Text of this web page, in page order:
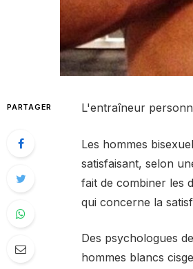
PARTAGER L'entraîneur
Les hommes
satisfaisant, selon
fait de combiner les
qui concerne la
Des psychologues
hommes blancs